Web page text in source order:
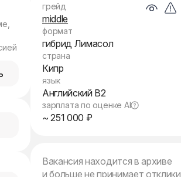
грейд
middle
формат
гибрид Лимасол
страна
Кипр
язык
Английский B2
зарплата по оценке AI
~ 251 000 ₽
Вакансия находится в архиве
и больше не принимает отклики